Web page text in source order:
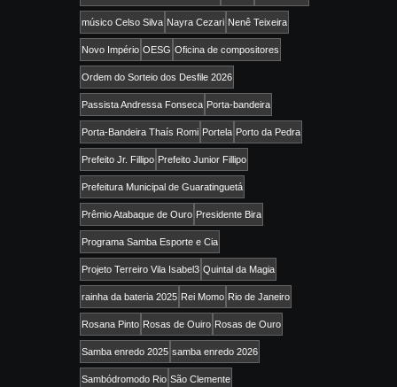
músico Celso Silva Nayra Cezari Nenê Teixeira
Novo Império OESG Oficina de compositores
Ordem do Sorteio dos Desfile 2026
Passista Andressa Fonseca Porta-bandeira
Porta-Bandeira Thaís Romi Portela Porto da Pedra
Prefeito Jr. Fillipo Prefeito Junior Fillipo
Prefeitura Municipal de Guaratinguetá
Prêmio Atabaque de Ouro Presidente Bira
Programa Samba Esporte e Cia
Projeto Terreiro Vila Isabel3 Quintal da Magia
rainha da bateria 2025 Rei Momo Rio de Janeiro
Rosana Pinto Rosas de Ouiro Rosas de Ouro
Samba enredo 2025 samba enredo 2026
Sambódromodo Rio São Clemente